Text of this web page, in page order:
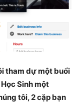
tham dự một buổi
Sinh một
tôi, 2 cặp bạn